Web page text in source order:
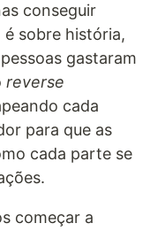
conseguir
sobre história,
gastaram
reverse
cada
para que as
cada parte se
começar a